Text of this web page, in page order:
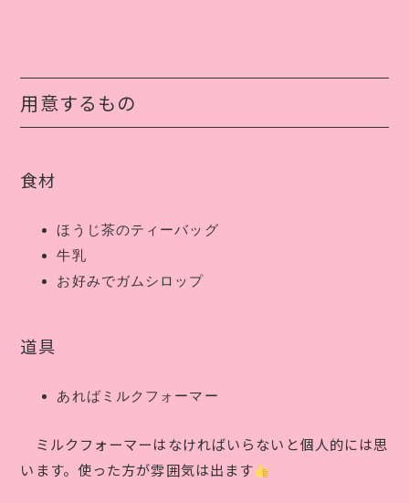
用意するもの
食材
ほうじ茶のティーバッグ
牛乳
お好みでガムシロップ
道具
あればミルクフォーマー
ミルクフォーマーはなければいらないと個人的には思
います。使った方が雰囲気は出ます